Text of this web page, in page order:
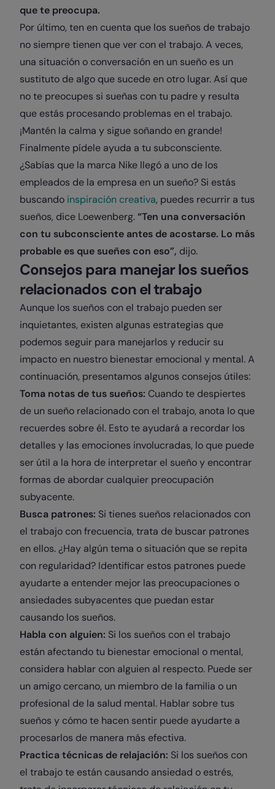
que te preocupa.
Por último, ten en cuenta que los sueños de trabajo
no siempre tienen que ver con el trabajo. A veces,
una situación o conversación en un sueño es un
sustituto de algo que sucede en otro lugar. Así que
no te preocupes si sueñas con tu padre y resulta
que estás procesando problemas en el trabajo.
¡Mantén la calma y sigue soñando en grande!
Finalmente pídele ayuda a tu subconsciente.
¿Sabías que la marca Nike llegó a uno de los
empleados de la empresa en un sueño? Si estás
buscando inspiración creativa, puedes recurrir a tus
sueños, dice Loewenberg.“Ten una conversación
con tu subconsciente antes de acostarse. Lo más
probable es que sueñes con eso”, dijo.
Consejos para manejar los sueños
relacionados con el trabajo
Aunque los sueños con el trabajo pueden ser
inquietantes, existen algunas estrategias que
podemos seguir para manejarlos y reducir su
impacto en nuestro bienestar emocional y mental. A
continuación, presentamos algunos consejos útiles:
Toma notas de tus sueños: Cuando te despiertes
de un sueño relacionado con el trabajo, anota lo que
recuerdes sobre él. Esto te ayudará a recordar los
detalles y las emociones involucradas, lo que puede
ser útil a la hora de interpretar el sueño y encontrar
formas de abordar cualquier preocupación
subyacente.
Busca patrones: Si tienes sueños relacionados con
el trabajo con frecuencia, trata de buscar patrones
en ellos. ¿Hay algún tema o situación que se repita
con regularidad? Identificar estos patrones puede
ayudarte a entender mejor las preocupaciones o
ansiedades subyacentes que puedan estar
causando los sueños.
Habla con alguien: Si los sueños con el trabajo
están afectando tu bienestar emocional o mental,
considera hablar con alguien al respecto. Puede ser
un amigo cercano, un miembro de la familia o un
profesional de la salud mental. Hablar sobre tus
sueños y cómo te hacen sentir puede ayudarte a
procesarlos de manera más efectiva.
Practica técnicas de relajación: Si los sueños con
el trabajo te están causando ansiedad o estrés,